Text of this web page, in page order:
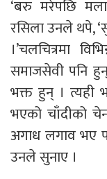
‘बरु मरेपछि
रसिला उनले थपे,
।’चलचित्रमा
समाजसेवी पनि
भक्त हुन् । त्यही
भएको चाँदीको
अगाध लगाव भए
उनले सुनाए ।